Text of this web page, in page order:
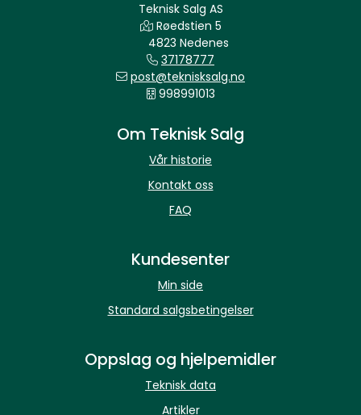
Teknisk Salg AS
Røedstien 5
4823 Nedenes
37178777
post@teknisksalg.no
998991013
Om Teknisk Salg
Vår historie
Kontakt oss
FAQ
Kundesenter
Min side
Standard salgsbetingelser
Oppslag og hjelpemidler
Teknisk data
Artikler